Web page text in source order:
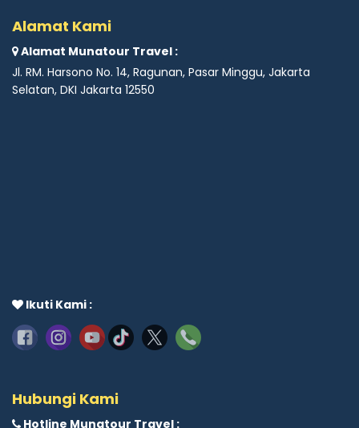
Alamat Kami
Alamat Munatour Travel :
Jl. RM. Harsono No. 14, Ragunan, Pasar Minggu, Jakarta
Selatan, DKI Jakarta 12550
Ikuti Kami :
Hubungi Kami
Hotline Munatour Travel :